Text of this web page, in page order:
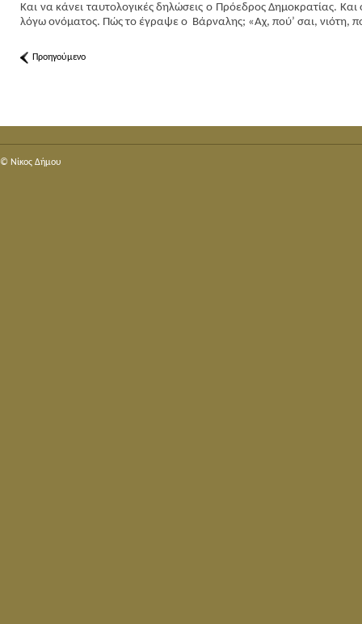
Και να κάνει ταυτολογικές δηλώσεις ο Πρόεδρος Δημοκρατίας.
λόγω ονόματος. Πώς το έγραψε ο Βάρναλης; «Αχ, πού’ σαι, νιότη,
Προηγούμενο
© Nίκος Δήμου